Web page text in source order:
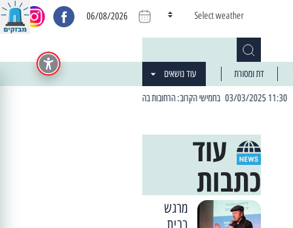
Select weather
06/08/2026
דת ומסורת עוד נושאים
עוד
כתבות
מרגש
בבית